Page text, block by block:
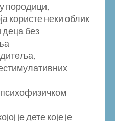
породици,
користе неки облик
деца без
је дете које је